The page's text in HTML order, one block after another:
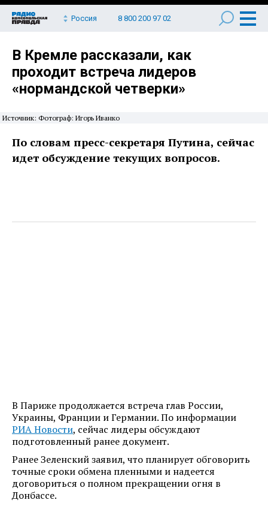
Россия 8 800 200 97 02
В Кремле рассказали, как
проходит встреча лидеров
«нормандской четверки»
Источник: Фотограф: Игорь Иванко
По словам пресс-секретаря Путина, сейчас
идет обсуждение текущих вопросов.
В Париже продолжается встреча глав России,
Украины, Франции и Германии. По информации
РИА Новости, сейчас лидеры обсуждают
подготовленный ранее документ.
Ранее Зеленский заявил, что планирует обговорить
точные сроки обмена пленными и надеется
договориться о полном прекращении огня в
Донбассе.